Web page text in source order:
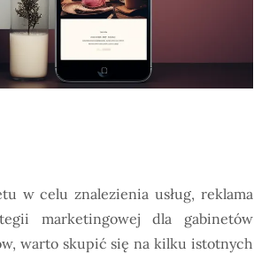
w celu znalezienia usług, reklama
marketingowej dla gabinetów
warto skupić się na kilku istotnych